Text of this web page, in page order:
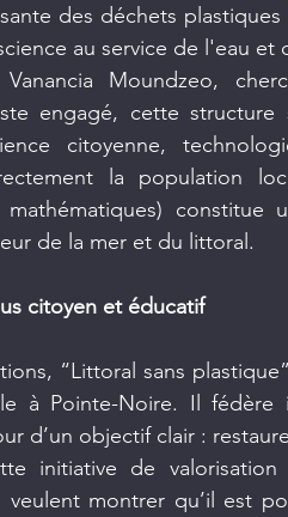
des déchets
au service de l'eau
Moundzeo,
engagé, cette
citoyenne,
la population
constitue
de la mer et du littoral.
citoyen et éducatif
“Littoral sans
à Pointe-Noire. Il
d’un objectif clair :
initiative de
veulent montrer qu’il est